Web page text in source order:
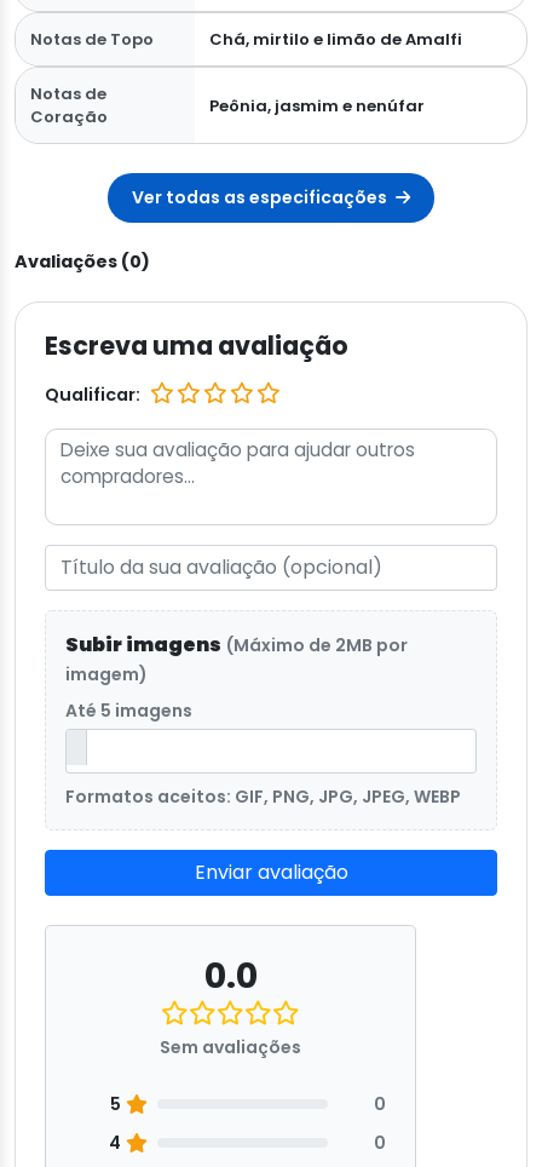
Notas de Topo Chá, mirtilo e limão de Amalfi
Notas de
Coração
Peônia, jasmim e nenúfar
Ver todas as especificações
Avaliações (0)
Escreva uma avaliação
Qualificar:
Subir imagens (Máximo de 2MB por
imagem)
Até 5 imagens
Formatos aceitos: GIF, PNG, JPG, JPEG, WEBP
Enviar avaliação
0.0
Sem avaliações
5
0
4
0